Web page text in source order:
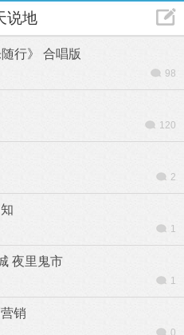
说地
行》 合唱版
98
120
2
1
夜里鬼市
1
销
0